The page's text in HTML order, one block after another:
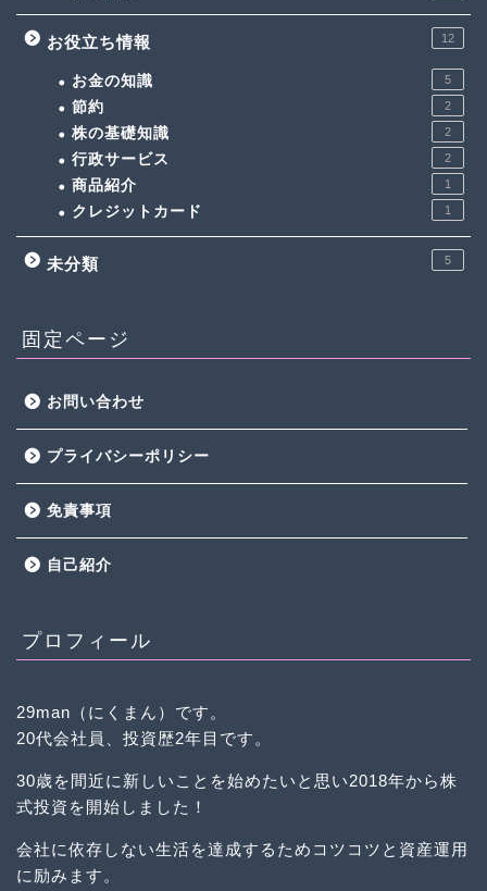
お役立ち情報 12
お金の知識 5
節約 2
株の基礎知識 2
行政サービス 2
商品紹介 1
クレジットカード 1
未分類 5
固定ページ
お問い合わせ
プライバシーポリシー
免責事項
自己紹介
プロフィール
29man（にくまん）です。
20代会社員、投資歴2年目です。
30歳を間近に新しいことを始めたいと思い2018年から株
式投資を開始しました！
会社に依存しない生活を達成するためコツコツと資産運用
に励みます。